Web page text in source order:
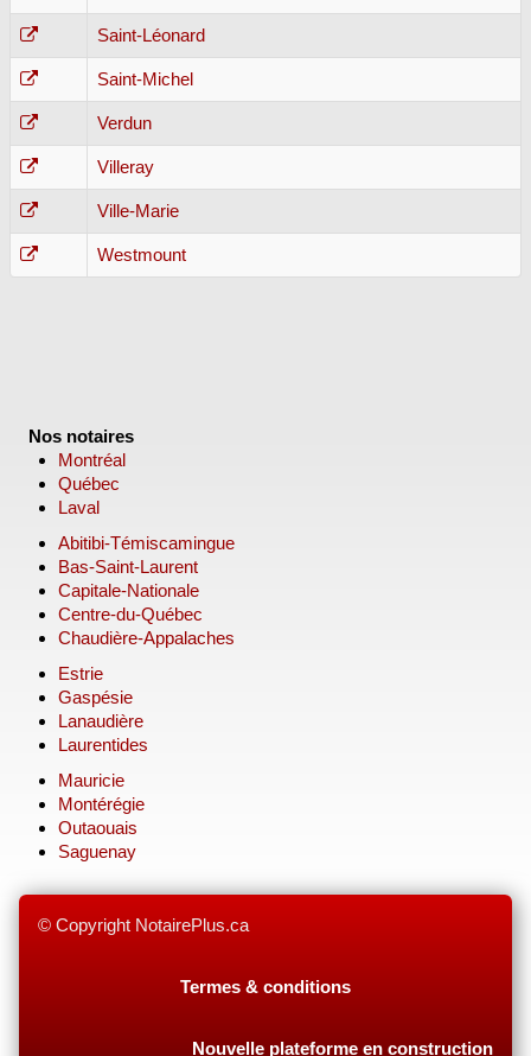
Saint-Léonard
Saint-Michel
Verdun
Villeray
Ville-Marie
Westmount
Nos notaires
Montréal
Québec
Laval
Abitibi-Témiscamingue
Bas-Saint-Laurent
Capitale-Nationale
Centre-du-Québec
Chaudière-Appalaches
Estrie
Gaspésie
Lanaudière
Laurentides
Mauricie
Montérégie
Outaouais
Saguenay
© Copyright NotairePlus.ca
Termes & conditions
Nouvelle plateforme en construction